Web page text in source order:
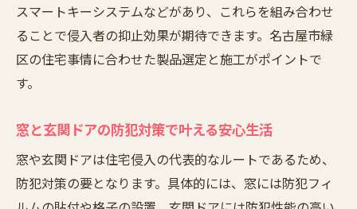
スマートキーシステムなどがあり、これらを組み合わせ
ることで侵入者の抑止効果が期待できます。名古屋市緑
区の住宅事情に合わせた製品選定と施工がポイントで
す。
窓と玄関ドアの防犯対策で叶える安心生活
窓や玄関ドアは住宅侵入の代表的なルートであるため、
防犯対策の要となります。具体的には、窓には防犯フィ